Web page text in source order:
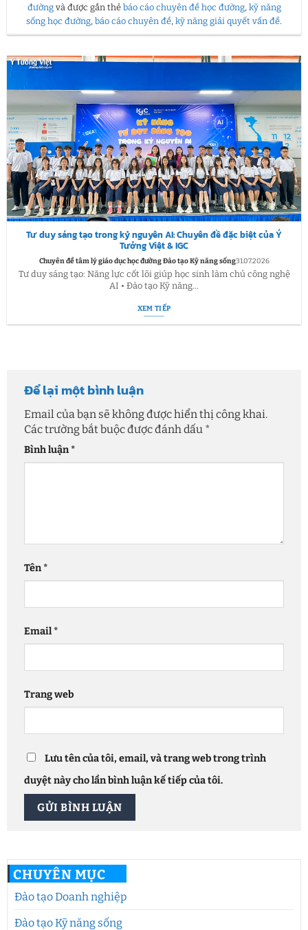
CHUYÊN MỤC
Đào tạo Doanh nghiệp
Đào tạo Kỹ năng sống
đườngvà được gắn thẻ báo cáo chuyên đề học đường, kỹ năng
sống học đường, báo cáo chuyên đề, kỹ năng giải quyết vấn đề.
Tư duy sáng tạo trong kỷ nguyên AI: Chuyên đề đặc biệt của Ý
Tưởng Việt & IGC
Chuyên đề tâm lý giáo dục học đường Đào tạo Kỹ năng sống31.07.2026
Tư duy sáng tạo: Năng lực cốt lõi giúp học sinh làm chủ công nghệ
AI • Đào tạo Kỹ năng...
XEM TIẾP
Để lại một bình luận
Email của bạn sẽ không được hiển thị công khai.
Các trường bắt buộc được đánh dấu *
Bình luận*
Tên*
Email*
Trang web
Lưu tên của tôi, email, và trang web trong trình
duyệt này cho lần bình luận kế tiếp của tôi.